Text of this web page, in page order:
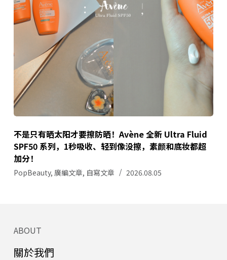
不是只有晒太阳才要擦防晒！Avène 全新 Ultra Fluid
SPF50 系列，1秒吸收、轻到像没擦，素颜和底妆都超
加分！
PopBeauty, 廣編文章, 自寫文章 2026.08.05
ABOUT
關於我們